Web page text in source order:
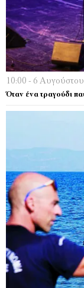
10:00 - 6
Όταν ένα τραγούδι